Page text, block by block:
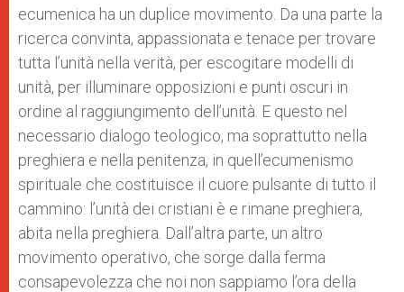
ecumenica ha un duplice movimento. Da una parte la
ricerca convinta, appassionata e tenace per trovare
tutta l’unità nella verità, per escogitare modelli di
unità, per illuminare opposizioni e punti oscuri in
ordine al raggiungimento dell’unità. E questo nel
necessario dialogo teologico, ma soprattutto nella
preghiera e nella penitenza, in quell’ecumenismo
spirituale che costituisce il cuore pulsante di tutto il
cammino: l’unità dei cristiani è e rimane preghiera,
abita nella preghiera. Dall’altra parte, un altro
movimento operativo, che sorge dalla ferma
consapevolezza che noi non sappiamo l’ora della